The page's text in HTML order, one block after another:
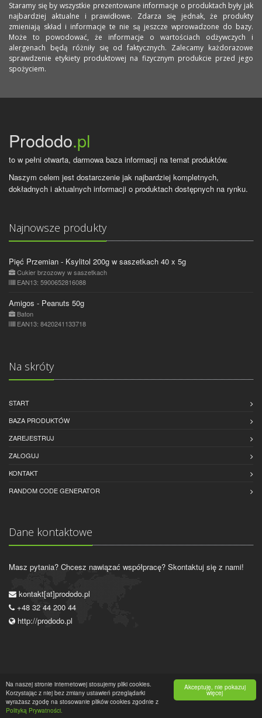
Akceptuję, nie pokazuj
więcej
Na naszej stronie internetowej stosujemy pliki cookies.
Korzystając z niej bez zmiany ustawień przeglądarki
wyrażasz zgodę na stosowanie plików cookies zgodnie z
Polityką Prywatności.
Staramy się by wszystkie prezentowane informacje o produktach były jak
najbardziej aktualne i prawidłowe. Zdarza się jednak, że produkty
zmieniają skład i informacje te nie są jeszcze wprowadzone do bazy.
Może to powodować, że informacje o wartościach odżywczych i
alergenach będą różniły się od faktycznych. Zalecamy każdorazowe
sprawdzenie etykiety produktowej na fizycznym produkcie przed jego
spożyciem.
Prododo.pl
to w pełni otwarta, darmowa baza informacji na temat produktów.
Naszym celem jest dostarczenie jak najbardziej kompletnych,
dokładnych i aktualnych informacji o produktach dostępnych na rynku.
Najnowsze produkty
Pięć Przemian - Ksylitol 200g w saszetkach 40 x 5g
Cukier brzozowy w saszetkach
EAN13: 5900652816088
Amigos - Peanuts 50g
Baton
EAN13: 8420241133718
Na skróty
START
BAZA PRODUKTÓW
ZAREJESTRUJ
ZALOGUJ
KONTAKT
RANDOM CODE GENERATOR
Dane kontaktowe
Masz pytania? Chcesz nawiązać współpracę? Skontaktuj się z nami!
kontakt[at]prododo.pl
+48 32 44 200 44
http://prododo.pl
2015-2016 © Wszystkie prawa zastrzeżone. Polityka prywatności
Regulamin